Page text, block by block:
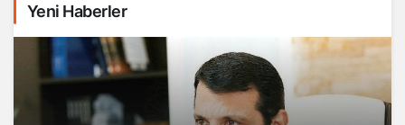
Yeni Haberler